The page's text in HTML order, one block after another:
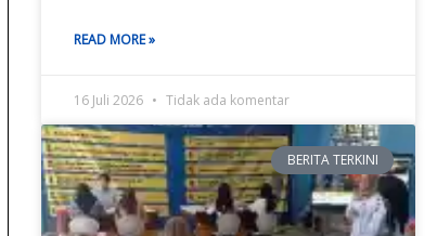
READ MORE »
16 Juli 2026 Tidak ada komentar
BERITA TERKINI